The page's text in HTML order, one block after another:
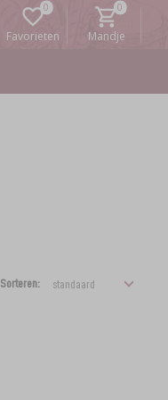
Favorieten Mandje
Sorteren: